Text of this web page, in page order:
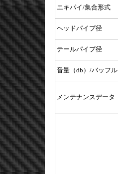
エキパイ/集合形式
ヘッドパイプ径
テールパイプ径
音量（db）/バッフル
メンテナンスデータ